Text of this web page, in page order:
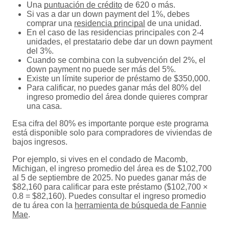
Una puntuación de crédito de 620 o más.
Si vas a dar un down payment del 1%, debes
comprar una residencia principal de una unidad.
En el caso de las residencias principales con 2-4
unidades, el prestatario debe dar un down payment
del 3%.
Cuando se combina con la subvención del 2%, el
down payment no puede ser más del 5%.
Existe un límite superior de préstamo de $350,000.
Para calificar, no puedes ganar más del 80% del
ingreso promedio del área donde quieres comprar
una casa.
Esa cifra del 80% es importante porque este programa
está disponible solo para compradores de viviendas de
bajos ingresos.
Por ejemplo, si vives en el condado de Macomb,
Michigan, el ingreso promedio del área es de $102,700
al 5 de septiembre de 2025. No puedes ganar más de
$82,160 para calificar para este préstamo ($102,700 ×
0.8 = $82,160). Puedes consultar el ingreso promedio
de tu área con la herramienta de búsqueda de Fannie
Mae.